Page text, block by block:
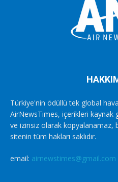
Türkiye'nin ödüllü tek global
AirNewsTimes, içerikleri kaynak
ve izinsiz olarak kopyalanamaz,
sitenin tüm hakları saklıdır.
email: airnewstimes@gmail.com